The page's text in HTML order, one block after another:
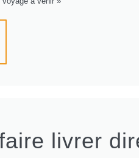
livrer